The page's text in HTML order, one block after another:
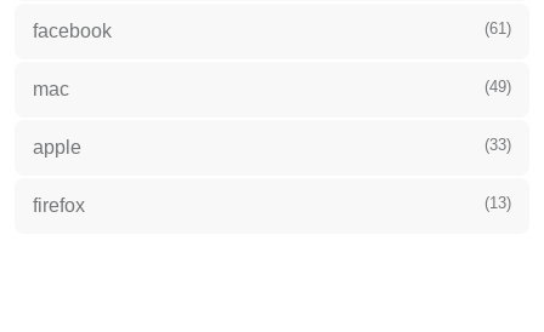
facebook (61)
mac (49)
apple (33)
firefox (13)